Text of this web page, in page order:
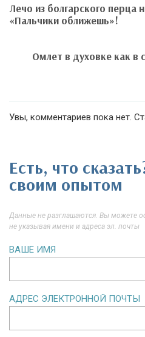
Лечо из болгарского перца
«Пальчики оближешь»!
Омлет в духовке как в
Увы, комментариев пока нет.
Есть, что
своим опытом
Данные не разглашаются. Вы можете
не указывая имени и адреса эл. почты
ВАШЕ ИМЯ
АДРЕС ЭЛЕКТРОННОЙ ПОЧТЫ